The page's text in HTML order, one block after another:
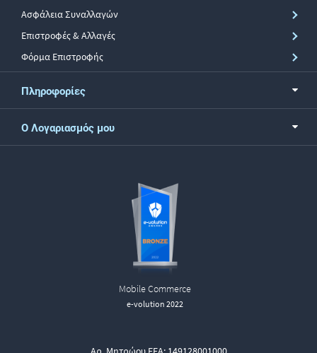
Ασφάλεια Συναλλαγών
Επιστροφές & Αλλαγές
Φόρμα Επιστροφής
Πληροφορίες
Ο Λογαριασμός μου
Mobile Commerce
e-volution 2022